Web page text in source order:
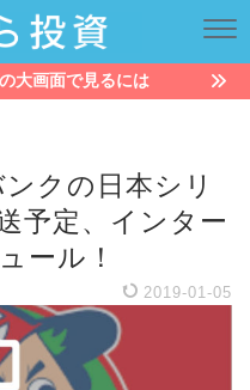
大画面で見るには
クの日本シリ
予定、インター
ール！
2019-01-05